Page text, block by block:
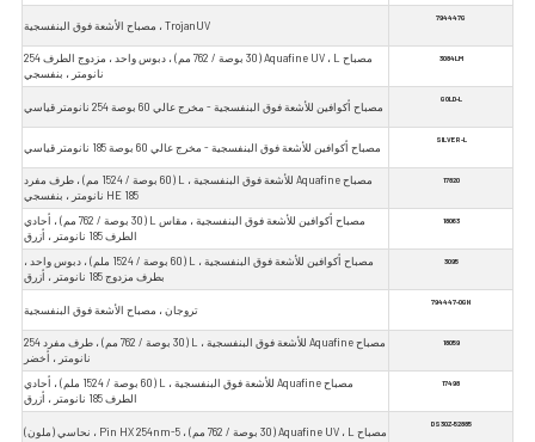
794447G
TrojanUV ، مصباح الأشعة فوق البنفسجية
3084LM
مصباح Aquafine UV ، L (30 بوصة / 762 مم) ، دبوس واحد ، مزدوج الطرف 254
نانومتر ، بنفسجي
GOLD-L
مصباح أكوافين للأشعة فوق البنفسجية - مخرج عالي 60 بوصة 254 نانومتر قياسي
SILVER-L
مصباح أكوافين للأشعة فوق البنفسجية - مخرج عالي 60 بوصة 185 نانومتر قياسي
17820
مصباح Aquafine للأشعة فوق البنفسجية ، L (60 بوصة / 1524 مم) ، طرف مفرد
HE 185 نانومتر ، بنفسجي
18063
مصباح أكوافين للأشعة فوق البنفسجية ، مقاس L (30 بوصة / 762 مم) ، أحادي
الطرف 185 نانومتر ، أزرق
3095
مصباح أكوافين للأشعة فوق البنفسجية ، L (60 بوصة / 1524 ملم) ، دبوس واحد ،
بطرف مزدوج 185 نانومتر ، أزرق
794447-0GN
تروجان ، مصباح الأشعة فوق البنفسجية
18059
مصباح Aquafine للأشعة فوق البنفسجية ، L (30 بوصة / 762 مم) ، طرف مفرد 254
نانومتر ، أخضر
17498
مصباح Aquafine للأشعة فوق البنفسجية ، L (60 بوصة / 1524 ملم) ، أحادي
الطرف 185 نانومتر ، أزرق
52885-DS30Z
مصباح Aquafine UV ، L (30 بوصة / 762 مم) ، 5-Pin HX 254nm ، نحاسي (ملون)